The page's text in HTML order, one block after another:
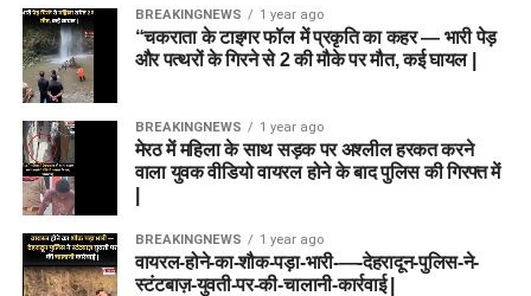
BREAKINGNEWS 1 year ago
“चकराता के टाइगर फॉल में प्रकृति का कहर — भारी पेड़
और पत्थरों के गिरने से 2 की मौके पर मौत, कई घायल |
BREAKINGNEWS 1 year ago
मेरठ में महिला के साथ सड़क पर अश्लील हरकत करने
वाला युवक वीडियो वायरल होने के बाद पुलिस की गिरफ्त में
BREAKINGNEWS 1 year ago
वायरल-होने-का-शौक-पड़ा-भारी-—-देहरादून-पुलिस-ने-
स्टंटबाज़-युवती-पर-की-चालानी-कार्रवाई |